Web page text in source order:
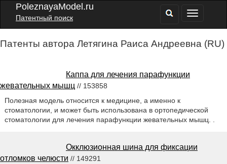
PoleznayaModel.ru
Патентный поиск
Патенты автора Летягина Раиса Андреевна (RU)
Каппа для лечения парафункции
жевательных мышц // 153858
Полезная модель относится к медицине, а именно к
стоматологии, и может быть использована в ортопедической
стоматологии для лечения парафункции жевательных мышц. .
Окклюзионная шина для фиксации
отломков челюсти // 149291